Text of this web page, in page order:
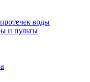
воды
и пульты